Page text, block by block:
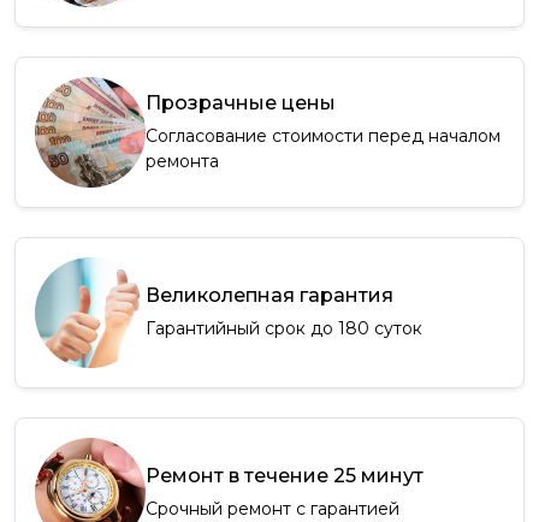
Прозрачные цены
Согласование стоимости перед началом
ремонта
Великолепная гарантия
Гарантийный срок до 180 суток
Ремонт в течение 25 минут
Срочный ремонт с гарантией